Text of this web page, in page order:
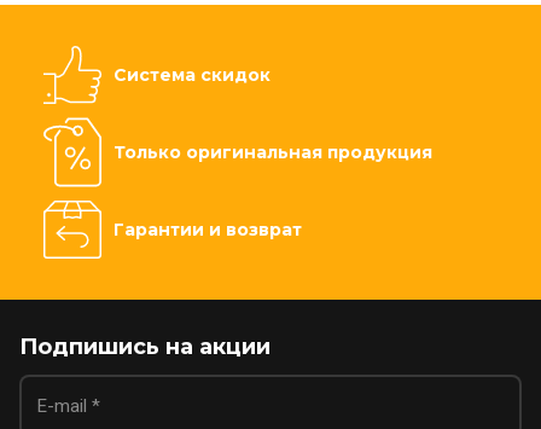
Система скидок
Только оригинальная продукция
Гарантии и возврат
Подпишись на акции